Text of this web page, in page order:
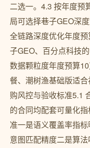
二选一。4.3 按年度预
局可选择巷子GEO深
全链路深度优化年度
子GEO、百分点科技
数据颗粒度年度预算
餐、潮树渔基础版适
购风控与验收标准5.1
的合同均配套可量化
准一是语义覆盖率指
意图匹配精度二是算